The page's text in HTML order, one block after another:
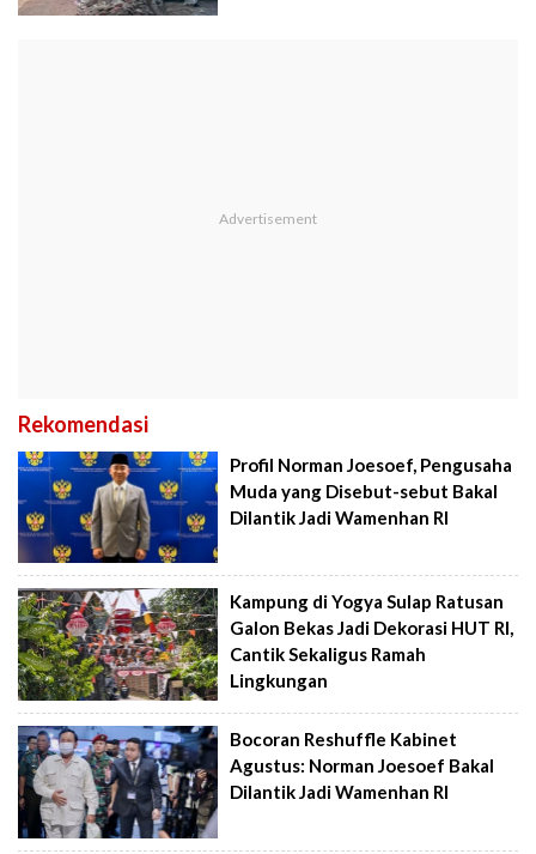
Rekomendasi
Profil Norman Joesoef, Pengusaha
Muda yang Disebut-sebut Bakal
Dilantik Jadi Wamenhan RI
Kampung di Yogya Sulap Ratusan
Galon Bekas Jadi Dekorasi HUT RI,
Cantik Sekaligus Ramah
Lingkungan
Bocoran Reshuffle Kabinet
Agustus: Norman Joesoef Bakal
Dilantik Jadi Wamenhan RI